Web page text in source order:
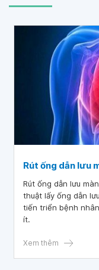
Rút ống dẫn lưu
Rút ống dẫn lưu
thuật lấy ống dẫn
tiến triển bệnh
ít.
Xem thêm